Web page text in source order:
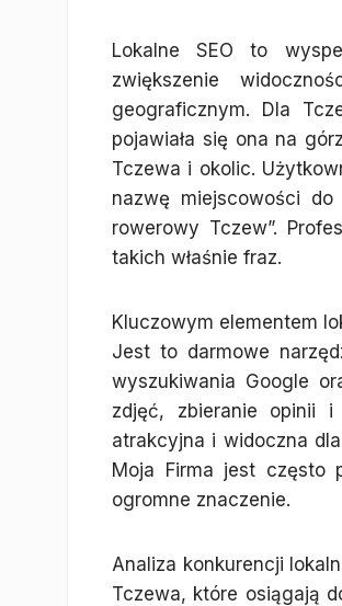
Lokalne SEO to
zwiększenie
geograficznym. Dla
pojawiała się ona na
Tczewa i okolic.
nazwę miejscowości do
rowerowy Tczew”.
takich właśnie fraz.
Kluczowym elementem
Jest to darmowe
wyszukiwania Google
zdjęć, zbieranie opinii i
atrakcyjna i widoczna
Moja Firma jest często
ogromne znaczenie.
Analiza konkurencji
Tczewa, które osiągają